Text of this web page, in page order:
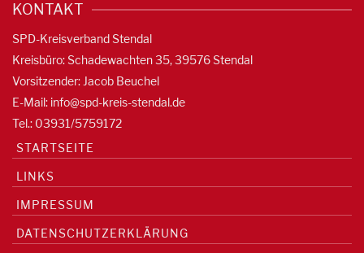
KONTAKT
SPD-Kreisverband Stendal
Kreisbüro: Schadewachten 35, 39576 Stendal
Vorsitzender: Jacob Beuchel
E-Mail: info@spd-kreis-stendal.de
Tel.: 03931/5759172
STARTSEITE
LINKS
IMPRESSUM
DATENSCHUTZERKLÄRUNG